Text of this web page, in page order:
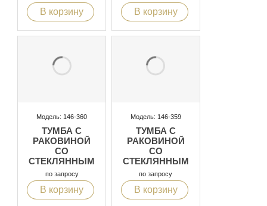
В корзину В корзину
Модель: 146-360
ТУМБА С
РАКОВИНОЙ
СО
СТЕКЛЯННЫМ
ТОПОМ
по запросу
В корзину
Модель: 146-359
ТУМБА С
РАКОВИНОЙ
СО
СТЕКЛЯННЫМ
ТОПОМ С 2
ЯЩИКАМИ
по запросу
В корзину